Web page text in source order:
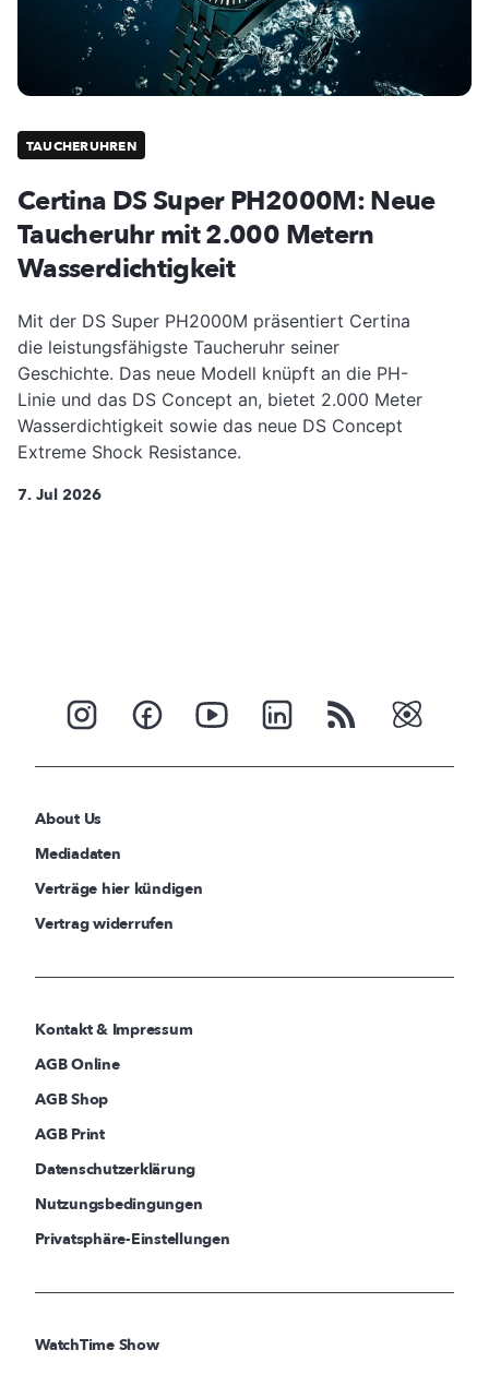
TAUCHERUHREN
Certina DS Super PH2000M: Neue
Taucheruhr mit 2.000 Metern
Wasserdichtigkeit
Mit der DS Super PH2000M präsentiert Certina
die leistungsfähigste Taucheruhr seiner
Geschichte. Das neue Modell knüpft an die PH-
Linie und das DS Concept an, bietet 2.000 Meter
Wasserdichtigkeit sowie das neue DS Concept
Extreme Shock Resistance.
7. Jul 2026
About Us
Mediadaten
Verträge hier kündigen
Vertrag widerrufen
Kontakt & Impressum
AGB Online
AGB Shop
AGB Print
Datenschutzerklärung
Nutzungsbedingungen
Privatsphäre-Einstellungen
WatchTime Show